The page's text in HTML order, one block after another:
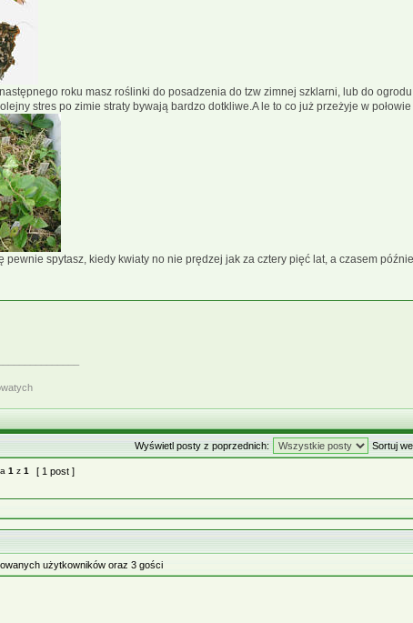
roku masz roślinki do posadzenia do tzw zimnej szklarni, lub do
stres po zimie straty bywają bardzo dotkliwe.A le to co już przeżyje w
pewnie spytasz, kiedy kwiaty no nie prędzej jak za cztery pięć lat, a czasem
Wyświetl posty z poprzednich: Sortuj
1 z 1 [ 1 post ]
użytkowników oraz 3 gości